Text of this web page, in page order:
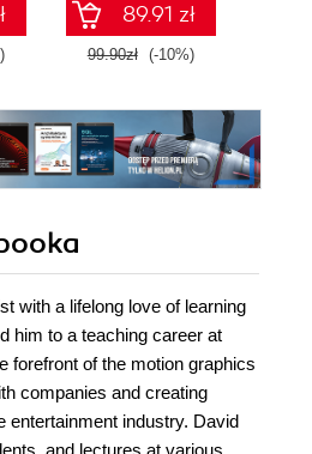
89.91 zł
99.90zł (-10%)
with a lifelong love of learning
him to a teaching career at
forefront of the motion graphics
companies and creating
entertainment industry. David